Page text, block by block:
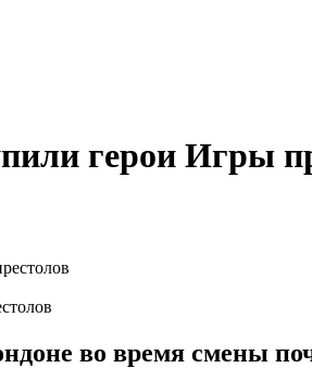
герои Игры
во время смены